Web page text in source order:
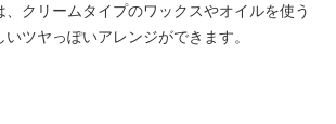
、クリームタイプのワックスやオイルを使う
ツヤっぽいアレンジができます。